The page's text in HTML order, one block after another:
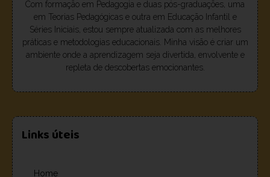
Com formação em Pedagogia e duas pós-graduações, uma
em Teorias Pedagógicas e outra em Educação Infantil e
Séries Iniciais, estou sempre atualizada com as melhores
práticas e metodologias educacionais. Minha visão é criar um
ambiente onde a aprendizagem seja divertida, envolvente e
repleta de descobertas emocionantes.
Links úteis
Home